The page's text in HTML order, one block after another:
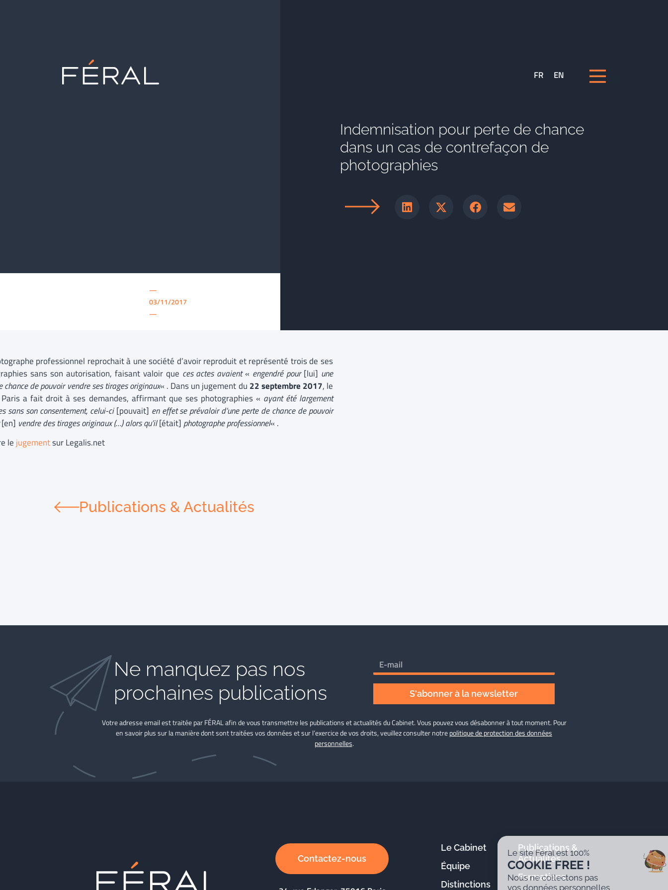
FR EN
—
03/11/2017
—
Indemnisation pour perte de chance
dans un cas de contrefaçon de
photographies
professionnel reprochait à une société d’avoir reproduit et représenté trois de ses
sans son autorisation, faisant valoir que ces actes avaient« engendré pour[lui] une
chance de pouvoir vendre ses tirages originaux« . Dans un jugement du 22 septembre 2017, le
Paris a fait droit à ses demandes, affirmant que ses photographies « ayant été largement
sans son consentement, celui-ci[pouvait] en effet se prévaloir d’une perte de chance de pouvoir
[en] vendre des tirages originaux (…) alors qu’il[était] photographe professionnel« .
le jugementsur Legalis.net
Publications & Actualités
Ne manquez pas nos
prochaines publications
S'abonner à la newsletter
Votre adresse email est traitée par FÉRAL afin de vous transmettre les publications et actualités du Cabinet. Vous pouvez vous désabonner à tout moment. Pour
en savoir plus sur la manière dont sont traitées vos données et sur l’exercice de vos droits, veuillez consulter notrepolitique de protection des données
personnelles.
Contactez-nous
Le Cabinet
Équipe
Distinctions
Publications &
Actualités
Formations
Le site Féral est 100%
COOKIE FREE !
Nous ne collectons pas
vos données personnelles